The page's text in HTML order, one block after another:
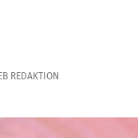
REDAKTION